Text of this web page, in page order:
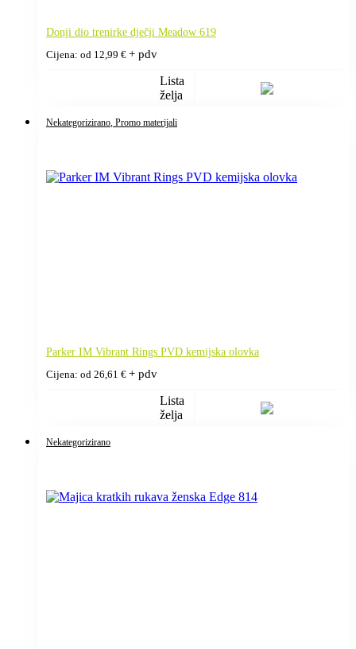
Donji dio trenirke dječji Meadow 619
Cijena: od 12,99 € + pdv
Lista
želja
Nekategorizirano , Promo materijali
Parker IM Vibrant Rings PVD kemijska olovka
Cijena: od 26,61 € + pdv
Lista
želja
Nekategorizirano